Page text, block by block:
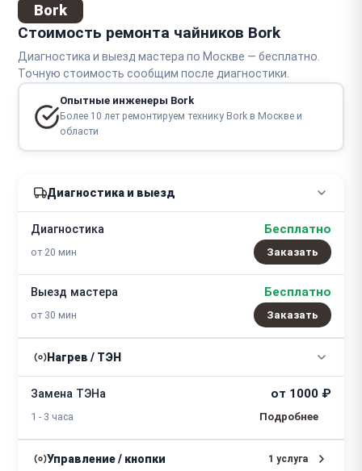
Bork
Стоимость ремонта чайников Bork
Диагностика и выезд мастера по Москве — бесплатно.
Точную стоимость сообщим после диагностики.
Опытные инженеры Bork
Более 10 лет ремонтируем технику Bork в Москве и
области
Диагностика и выезд
Диагностика
от 20 мин
Бесплатно
Заказать
Выезд мастера
от 30 мин
Бесплатно
Заказать
Нагрев / ТЭН
Замена ТЭНа
1 - 3 часа
от 1000 ₽
Управление / кнопки 1 услуга